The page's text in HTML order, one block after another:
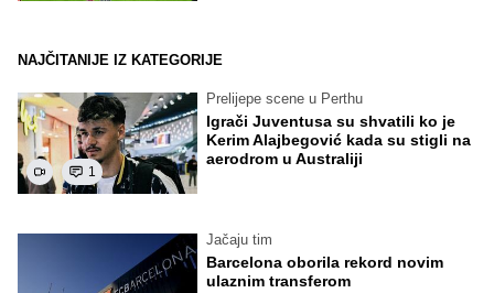
NAJČITANIJE IZ KATEGORIJE
1
Prelijepe scene u Perthu
Igrači Juventusa su shvatili ko je
Kerim Alajbegović kada su stigli na
aerodrom u Australiji
Jačaju tim
Barcelona oborila rekord novim
ulaznim transferom